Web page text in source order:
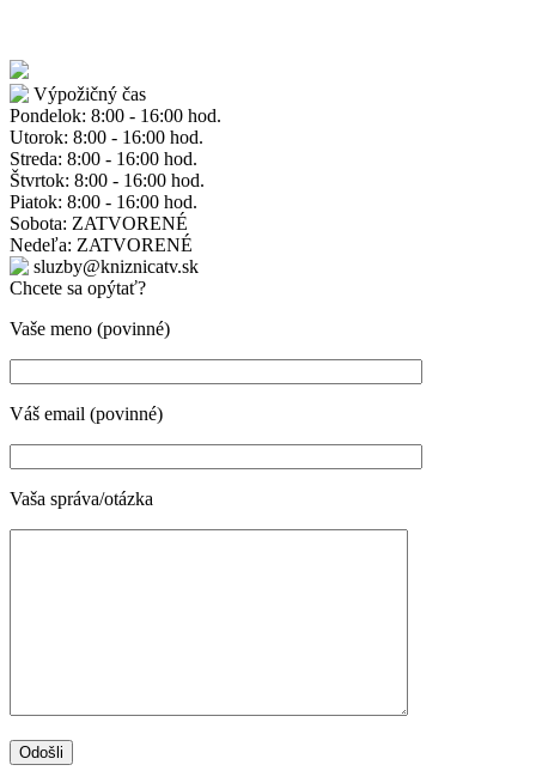
Výpožičný čas
Pondelok: 8:00 - 16:00 hod.
Utorok: 8:00 - 16:00 hod.
Streda: 8:00 - 16:00 hod.
Štvrtok: 8:00 - 16:00 hod.
Piatok: 8:00 - 16:00 hod.
Sobota: ZATVORENÉ
Nedeľa: ZATVORENÉ
sluzby@kniznicatv.sk
Chcete sa opýtať?
Vaše meno (povinné)
Váš email (povinné)
Vaša správa/otázka